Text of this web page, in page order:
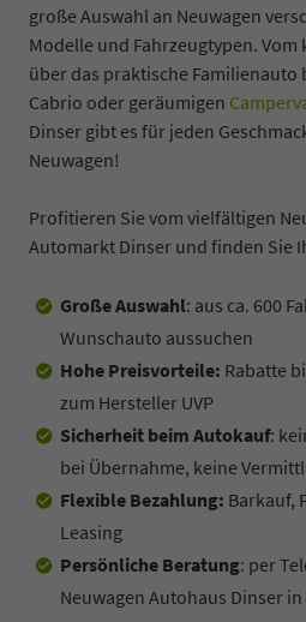
große Auswahl an Neuwagen
Modelle und Fahrzeugtypen.
über das praktische Familienauto
Cabrio oder geräumigen
Dinser gibt es für jeden
Neuwagen!
Profitieren Sie vom vielfältigen
Automarkt Dinser und finden Sie
Große Auswahl: aus ca. 600
Wunschauto aussuchen
Hohe Preisvorteile: Rabatte
zum Hersteller UVP
Sicherheit beim Autokauf:
bei Übernahme, keine
Flexible Bezahlung: Barkauf,
Leasing
Persönliche Beratung: per
Neuwagen Autohaus Dinser in